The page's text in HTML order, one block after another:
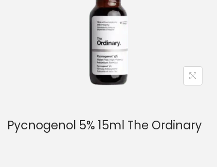
Pycnogenol 5% 15ml The Ordinary